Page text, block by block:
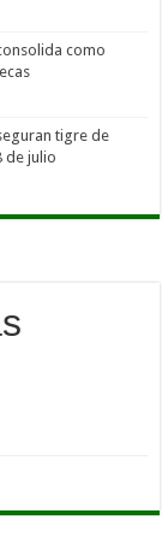
como
tigre de
de julio